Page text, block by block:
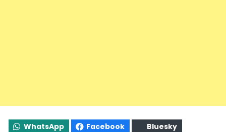
WhatsApp Facebook Bluesky